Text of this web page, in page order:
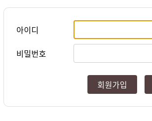
아이디
비밀번호
회원가입